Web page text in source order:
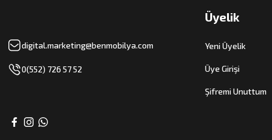
digital.marketing@benmobilya.com
0(552) 726 57 52
Üyelik
Yeni Üyelik
Üye Girişi
Şifremi Unuttum